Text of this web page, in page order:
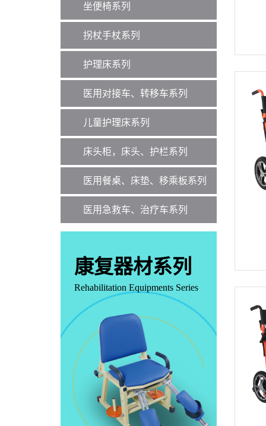
坐便椅系列
拐杖手杖系列
护理床系列
医用对接车、转移车系列
儿童护理床系列
床头柜，床头、护栏系列
医用餐桌、床垫、移乘板系列
医用急救车、治疗车系列
康复器材系列
Rehabilitation Equipments Series